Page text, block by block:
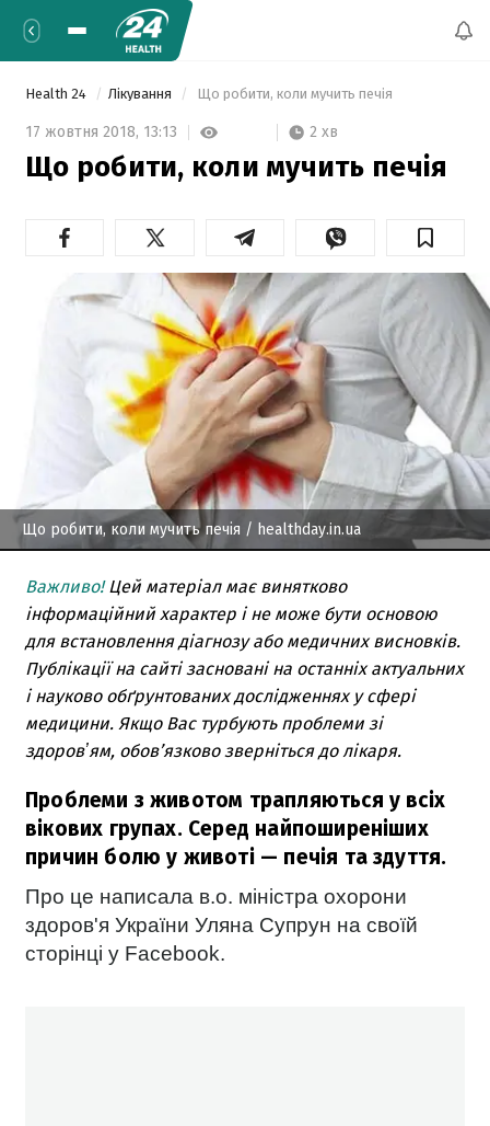
Health 24 Лікування Що робити, коли мучить печія
17 жовтня 2018, 13:13 2 хв
Що робити, коли мучить печія
Що робити, коли мучить печія / healthday.in.ua
Важливо! Цей матеріал має винятково
інформаційний характер і не може бути основою
для встановлення діагнозу або медичних висновків.
Публікації на сайті засновані на останніх актуальних
і науково обґрунтованих дослідженнях у сфері
медицини. Якщо Вас турбують проблеми зі
здоровʼям, обов’язково зверніться до лікаря.
Проблеми з животом трапляються у всіх
вікових групах. Серед найпоширеніших
причин болю у животі — печія та здуття.
Про це написала в.о. міністра охорони
здоров'я України Уляна Супрун на своїй
сторінці у Facebook.